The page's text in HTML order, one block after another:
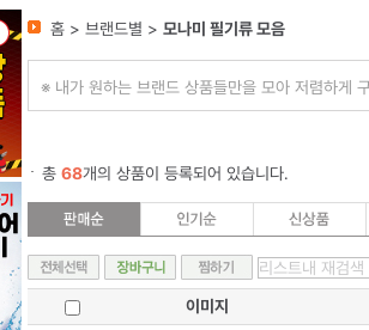
홈 > 브랜드별 > 모나미 필기류 모음
※ 내가 원하는 브랜드 상품들만을 모아 저렴하게
총 68개의 상품이 등록되어 있습니다.
이미지